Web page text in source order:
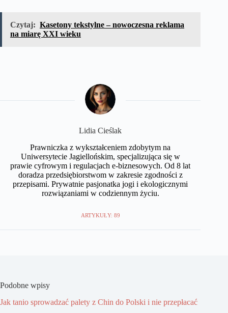
Czytaj: Kasetony tekstylne – nowoczesna reklama
na miarę XXI wieku
Lidia Cieślak
Prawniczka z wykształceniem zdobytym na
Uniwersytecie Jagiellońskim, specjalizująca się w
prawie cyfrowym i regulacjach e-biznesowych. Od 8 lat
doradza przedsiębiorstwom w zakresie zgodności z
przepisami. Prywatnie pasjonatka jogi i ekologicznymi
rozwiązaniami w codziennym życiu.
ARTYKUŁY: 89
Podobne wpisy
Jak tanio sprowadzać palety z Chin do Polski i nie przepłacać